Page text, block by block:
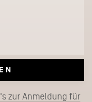
zur Anmeldung für